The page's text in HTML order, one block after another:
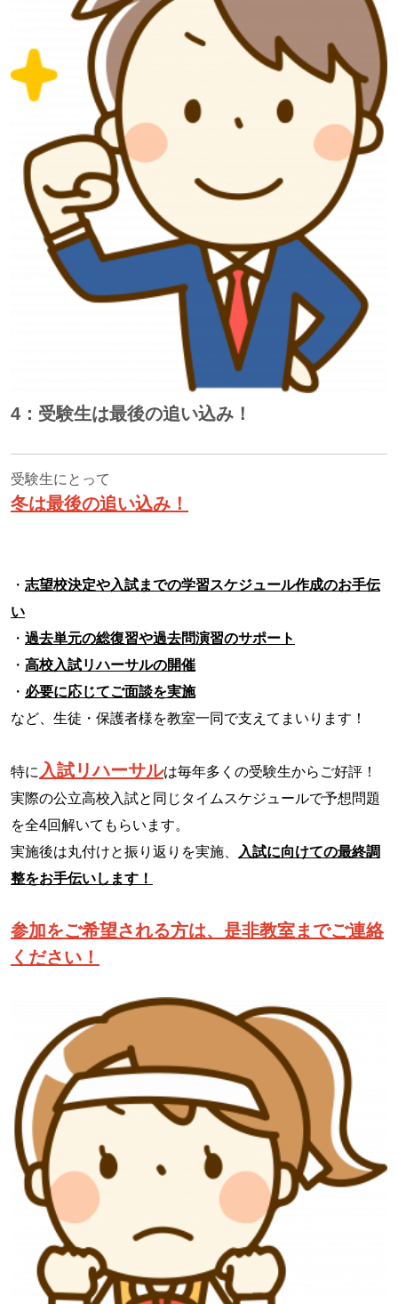
4：受験生は最後の追い込み！
受験生にとって
冬は最後の追い込み！
・ 志望校決定や入試までの学習スケジュール作成のお手伝
い
・ 過去単元の総復習や過去問演習のサポート
・ 高校入試リハーサルの開催
・ 必要に応じてご面談を実施
など、生徒・保護者様を教室一同で支えてまいります！
特に 入試リハーサルは毎年多くの受験生からご好評！
実際の公立高校入試と同じタイムスケジュールで予想問題
を全4回解いてもらいます。
実施後は丸付けと振り返りを実施、
入試に向けての最終調
整をお手伝いします！
参加をご希望される方は、是非教室までご連絡
ください！